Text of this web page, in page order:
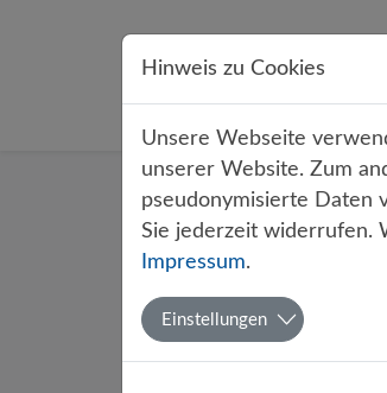
Startseite
Über uns Aktuelles
Hinweis zu Cookies
Unsere Webseite
unserer Website. Zum
pseudonymisierte Daten
Sie jederzeit widerrufen.
Impressum.
Einstellungen